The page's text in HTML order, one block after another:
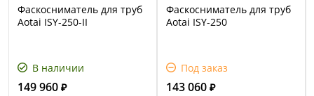
Фаскосниматель для труб
Aotai ISY-250-II
В наличии
149 960 ₽
Фаскосниматель для труб
Aotai ISY-250
Под заказ
143 060 ₽